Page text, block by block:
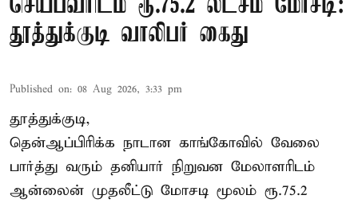
செய்பவரிடம் ரூ.75.2 லட்சம் மோசடி:
தூத்துக்குடி வாலிபர் கைது
Published on: 08 Aug 2026, 3:33 pm
தூத்துக்குடி,
தென்ஆப்பிரிக்க நாடான காங்கோவில் வேலை
பார்த்து வரும் தனியார் நிறுவன மேலாளரிடம்
ஆன்லைன் முதலீட்டு மோசடி மூலம் ரூ.75.2